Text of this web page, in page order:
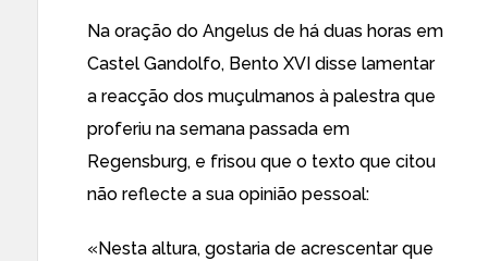
Na oração do Angelus de há duas horas em
Castel Gandolfo, Bento XVI disse lamentar
a reacção dos muçulmanos à palestra que
proferiu na semana passada em
Regensburg, e frisou que o texto que citou
não reflecte a sua opinião pessoal:
«Nesta altura, gostaria de acrescentar que